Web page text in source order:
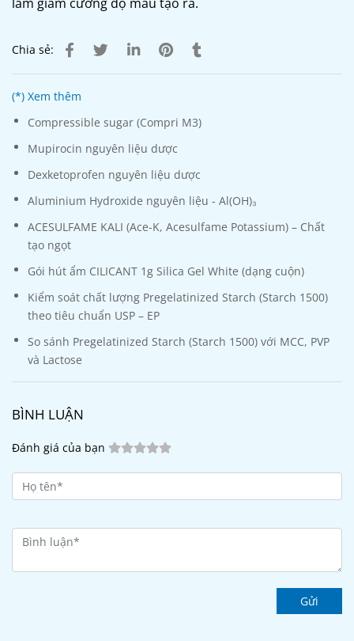
Chia sẻ:
(*) Xem thêm
Compressible sugar (Compri M3)
Mupirocin nguyên liệu dược
Dexketoprofen nguyên liệu dược
Aluminium Hydroxide nguyên liệu - Al(OH)₃
ACESULFAME KALI (Ace-K, Acesulfame Potassium) – Chất
tạo ngọt
Gói hút ẩm CILICANT 1g Silica Gel White (dạng cuộn)
Kiểm soát chất lượng Pregelatinized Starch (Starch 1500)
theo tiêu chuẩn USP – EP
So sánh Pregelatinized Starch (Starch 1500) với MCC, PVP
và Lactose
BÌNH LUẬN
Đánh giá của bạn
Gửi